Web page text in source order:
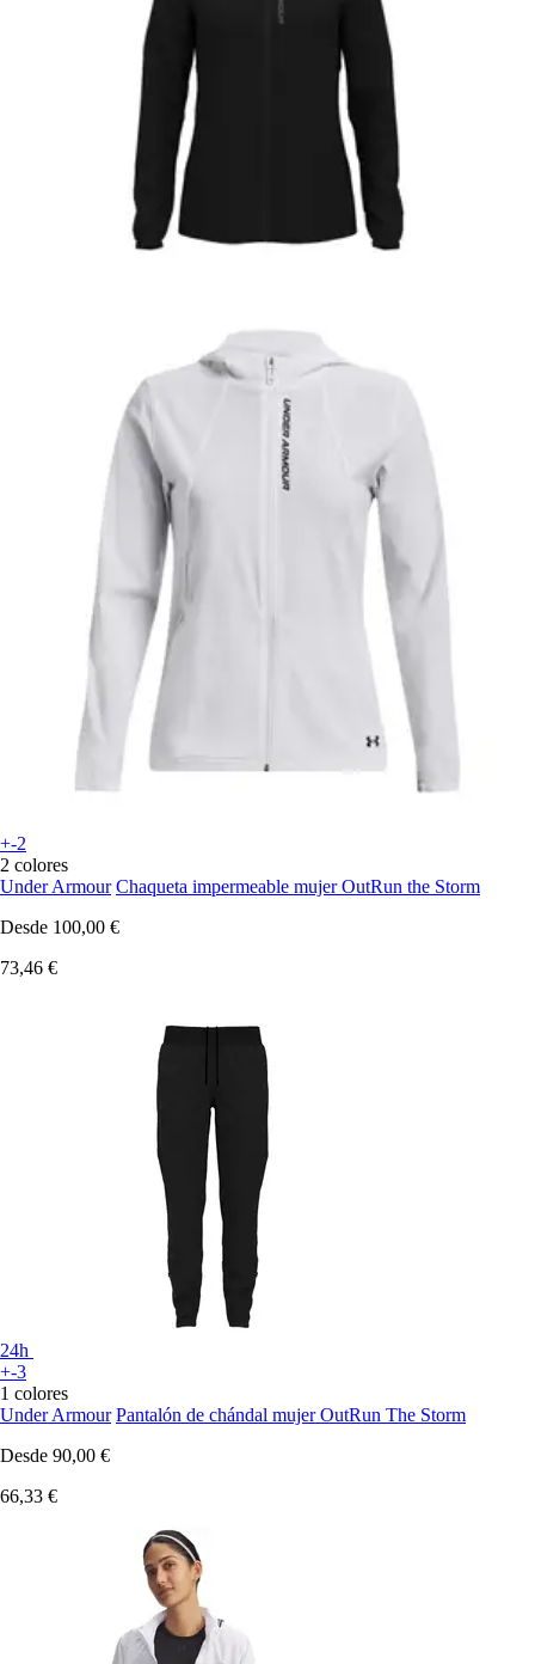
+-2
2 colores
Under Armour Chaqueta impermeable mujer OutRun the Storm
Desde 100,00 €
73,46 €
24h
+-3
1 colores
Under Armour Pantalón de chándal mujer OutRun The Storm
Desde 90,00 €
66,33 €